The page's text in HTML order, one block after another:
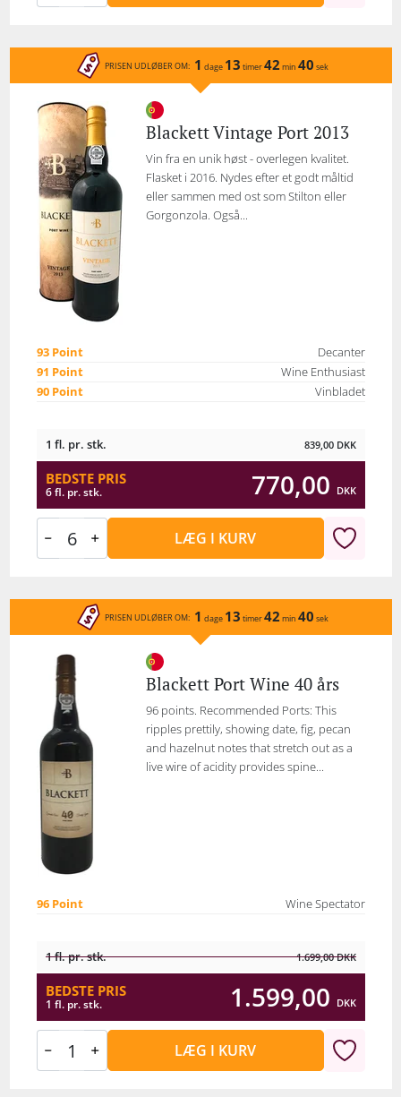
PRISEN UDLØBER OM: 1 dage 13 timer42 min 40 sek
Blackett Vintage Port 2013
Vin fra en unik høst - overlegen kvalitet.
Flasket i 2016. Nydes efter et godt måltid
eller sammen med ost som Stilton eller
Gorgonzola. Også...
93 Point
Decanter
91 Point
Wine Enthusiast
90 Point
Vinbladet
1 fl. pr. stk. 839,00 DKK
BEDSTE PRIS
6 fl. pr. stk. 770,00 DKK
LÆG I KURV
PRISEN UDLØBER OM: 1 dage 13 timer42 min 40 sek
Blackett Port Wine 40 års
96 points. Recommended Ports: This
ripples prettily, showing date, fig, pecan
and hazelnut notes that stretch out as a
live wire of acidity provides spine...
96 Point Wine Spectator
1 fl. pr. stk. 1.699,00DKK
BEDSTE PRIS
1 fl. pr. stk. 1.599,00 DKK
LÆG I KURV